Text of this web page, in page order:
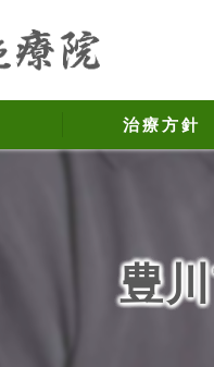
治療方針
豊